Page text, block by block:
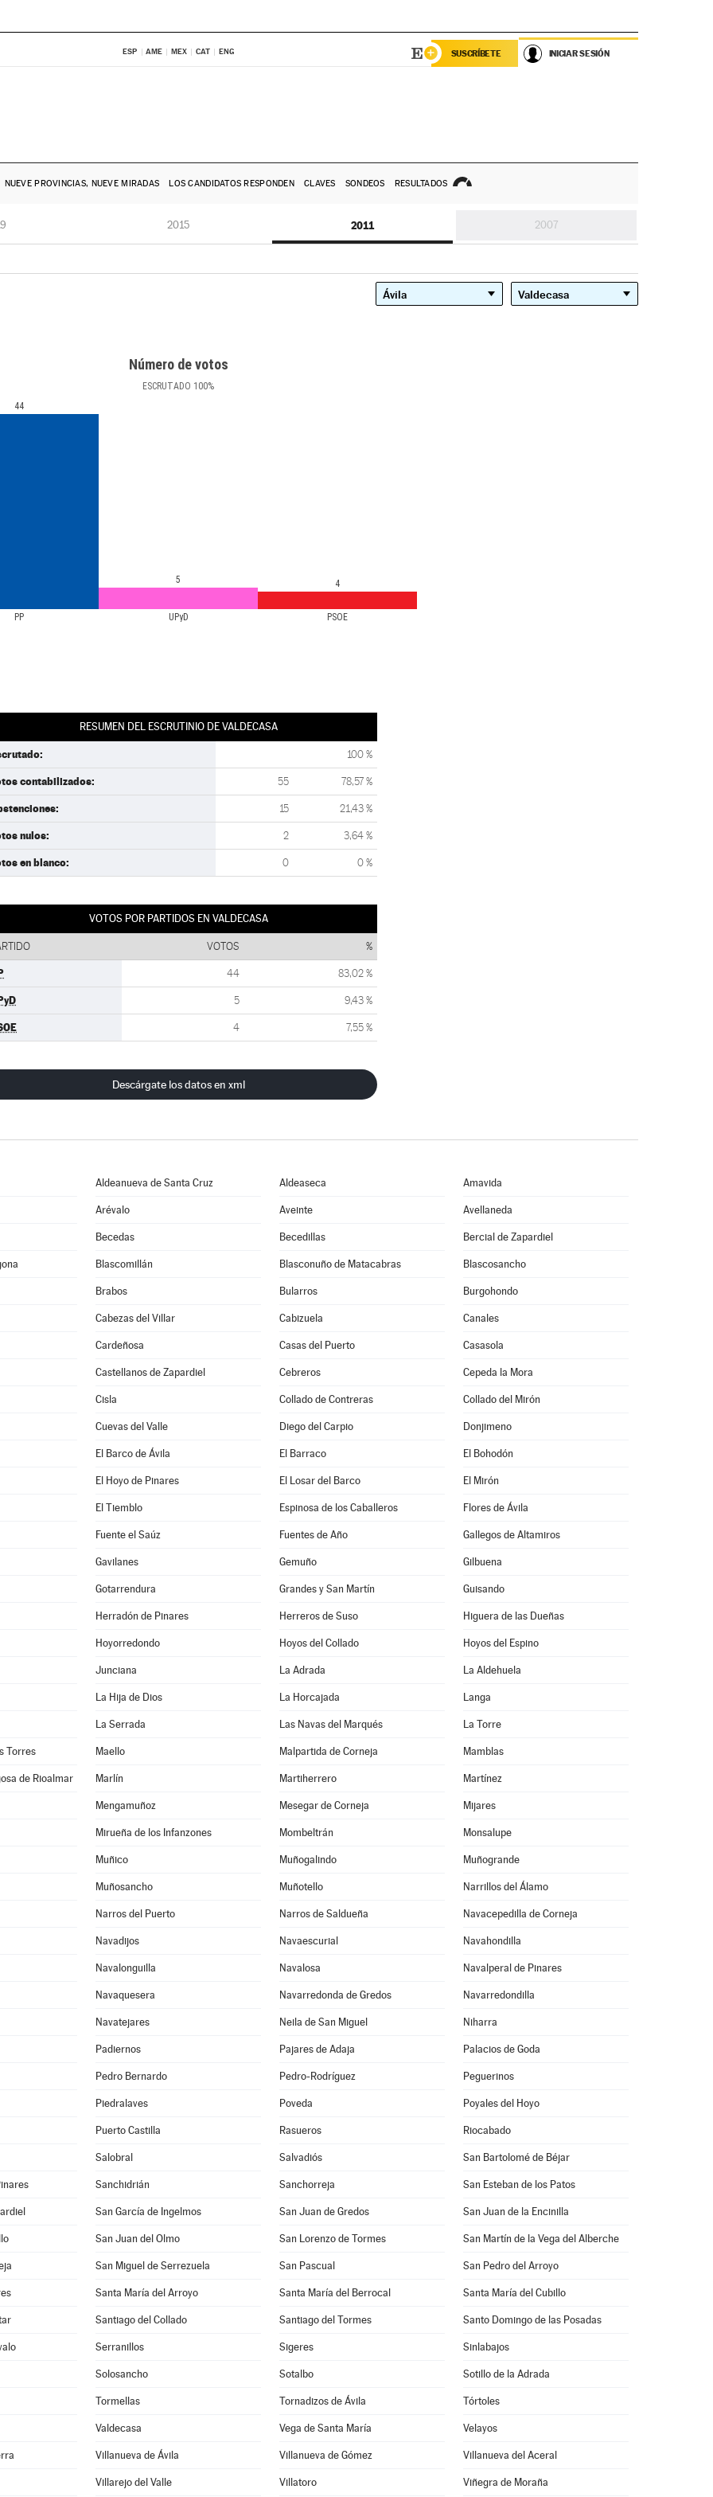
ESP AME MEX CAT ENG SUSCRÍBETE INICIAR SESIÓN
NUEVE PROVINCIAS, NUEVE MIRADAS LOS CANDIDATOS RESPONDEN CLAVES SONDEOS RESULTADOS
2015 2011 2007
Número de votos
ESCRUTADO 100%
PP UPyD PSOE
44
5 4
RESUMEN DEL ESCRUTINIO DE VALDECASA
100 %
contabilizados: 55 78,57 %
15 21,43 %
nulos: 2 3,64 %
en blanco: 0 0 %
VOTOS POR PARTIDOS EN VALDECASA
VOTOS %
44 83,02 %
5 9,43 %
4 7,55 %
Descárgate los datos en xml
Aldeanueva de Santa Cruz Aldeaseca Amavida
Arévalo Aveinte Avellaneda
Becedas Becedillas Bercial de Zapardiel
Blascomillán Blasconuño de Matacabras Blascosancho
Brabos Bularros Burgohondo
Cabezas del Villar Cabizuela Canales
Cardeñosa Casas del Puerto Casasola
Castellanos de Zapardiel Cebreros Cepeda la Mora
Cisla Collado de Contreras Collado del Mirón
Cuevas del Valle Diego del Carpio Donjimeno
El Barco de Ávila El Barraco El Bohodón
El Hoyo de Pinares El Losar del Barco El Mirón
El Tiemblo Espinosa de los Caballeros Flores de Ávila
Fuente el Saúz Fuentes de Año Gallegos de Altamiros
Gavilanes Gemuño Gilbuena
Gotarrendura Grandes y San Martín Guisando
Herradón de Pinares Herreros de Suso Higuera de las Dueñas
Hoyorredondo Hoyos del Collado Hoyos del Espino
Junciana La Adrada La Aldehuela
La Hija de Dios La Horcajada Langa
La Serrada Las Navas del Marqués La Torre
Torres Maello Malpartida de Corneja Mamblas
de Rioalmar Marlín Martiherrero Martínez
Mengamuñoz Mesegar de Corneja Mijares
Mirueña de los Infanzones Mombeltrán Monsalupe
Muñico Muñogalindo Muñogrande
Muñosancho Muñotello Narrillos del Álamo
Narros del Puerto Narros de Saldueña Navacepedilla de Corneja
Navadijos Navaescurial Navahondilla
Navalonguilla Navalosa Navalperal de Pinares
Navaquesera Navarredonda de Gredos Navarredondilla
Navatejares Neila de San Miguel Niharra
Padiernos Pajares de Adaja Palacios de Goda
Pedro Bernardo Pedro-Rodríguez Peguerinos
Piedralaves Poveda Poyales del Hoyo
Puerto Castilla Rasueros Riocabado
Salobral Salvadiós San Bartolomé de Béjar
Sanchidrián Sanchorreja San Esteban de los Patos
San García de Ingelmos San Juan de Gredos San Juan de la Encinilla
San Juan del Olmo San Lorenzo de Tormes San Martín de la Vega del Alberche
San Miguel de Serrezuela San Pascual San Pedro del Arroyo
Santa María del Arroyo Santa María del Berrocal Santa María del Cubillo
Santiago del Collado Santiago del Tormes Santo Domingo de las Posadas
Serranillos Sigeres Sinlabajos
Solosancho Sotalbo Sotillo de la Adrada
Tormellas Tornadizos de Ávila Tórtoles
Valdecasa Vega de Santa María Velayos
Villanueva de Ávila Villanueva de Gómez Villanueva del Aceral
Villarejo del Valle Villatoro Viñegra de Moraña